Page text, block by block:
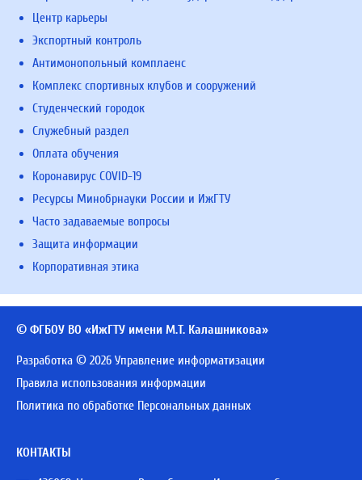
Центр карьеры
Экспортный контроль
Антимонопольный комплаенс
Комплекс спортивных клубов и сооружений
Студенческий городок
Служебный раздел
Оплата обучения
Коронавирус COVID-19
Ресурсы Минобрнауки России и ИжГТУ
Часто задаваемые вопросы
Защита информации
Корпоративная этика
© ФГБОУ ВО «ИжГТУ имени М.Т. Калашникова»
Разработка © 2026 Управление информатизации
Правила использования информации
Политика по обработке Персональных данных
КОНТАКТЫ